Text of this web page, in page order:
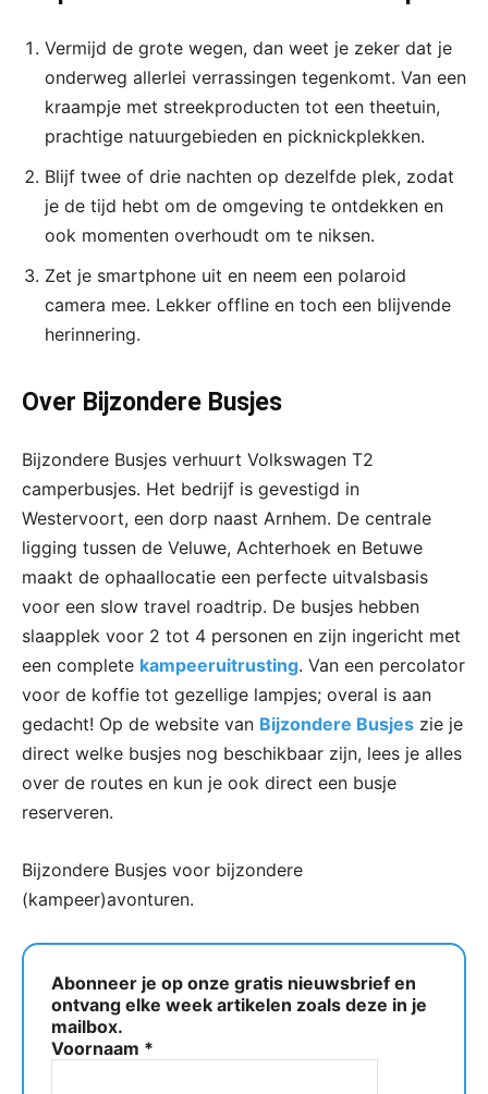
Vermijd de grote wegen, dan weet je zeker dat je
onderweg allerlei verrassingen tegenkomt. Van een
kraampje met streekproducten tot een theetuin,
prachtige natuurgebieden en picknickplekken.
Blijf twee of drie nachten op dezelfde plek, zodat
je de tijd hebt om de omgeving te ontdekken en
ook momenten overhoudt om te niksen.
Zet je smartphone uit en neem een polaroid
camera mee. Lekker offline en toch een blijvende
herinnering.
Over Bijzondere Busjes
Bijzondere Busjes verhuurt Volkswagen T2
camperbusjes. Het bedrijf is gevestigd in
Westervoort, een dorp naast Arnhem. De centrale
ligging tussen de Veluwe, Achterhoek en Betuwe
maakt de ophaallocatie een perfecte uitvalsbasis
voor een slow travel roadtrip. De busjes hebben
slaapplek voor 2 tot 4 personen en zijn ingericht met
een complete kampeeruitrusting. Van een percolator
voor de koffie tot gezellige lampjes; overal is aan
gedacht! Op de website van Bijzondere Busjes zie je
direct welke busjes nog beschikbaar zijn, lees je alles
over de routes en kun je ook direct een busje
reserveren.
Bijzondere Busjes voor bijzondere
(kampeer)avonturen.
Abonneer je op onze gratis nieuwsbrief en
ontvang elke week artikelen zoals deze in je
mailbox.
Voornaam *